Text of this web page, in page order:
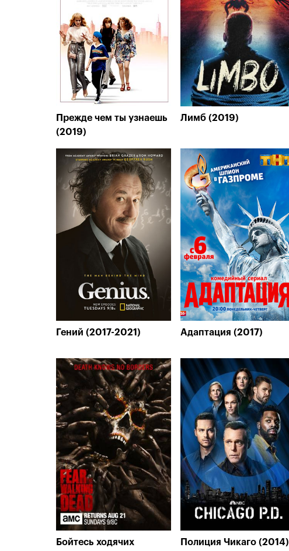
Прежде чем ты узнаешь
(2019)
Лимб (2019)
Гений (2017-2021) Адаптация (2017)
Бойтесь ходячих
Полиция Чикаго (2014)